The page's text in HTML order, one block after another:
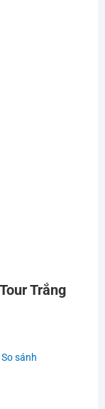
Trắng
So sánh